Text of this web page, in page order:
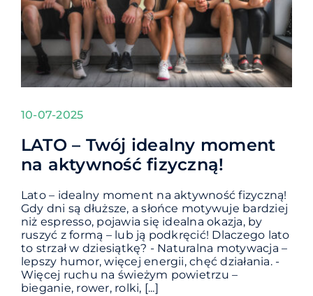
10-07-2025
LATO – Twój idealny moment
na aktywność fizyczną!
Lato – idealny moment na aktywność fizyczną!
Gdy dni są dłuższe, a słońce motywuje bardziej
niż espresso, pojawia się idealna okazja, by
ruszyć z formą – lub ją podkręcić! Dlaczego lato
to strzał w dziesiątkę? - Naturalna motywacja –
lepszy humor, więcej energii, chęć działania. -
Więcej ruchu na świeżym powietrzu –
bieganie, rower, rolki, [...]